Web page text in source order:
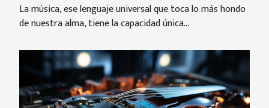
La música, ese lenguaje universal que toca lo más hondo
de nuestra alma, tiene la capacidad única...